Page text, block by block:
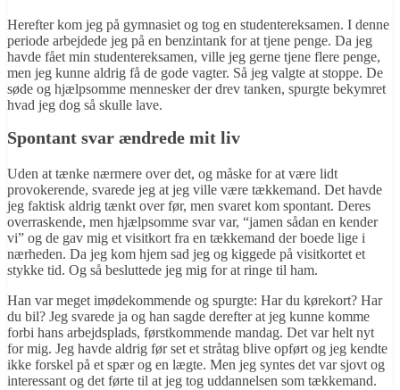
Herefter kom jeg på gymnasiet og tog en studentereksamen. I denne
periode arbejdede jeg på en benzintank for at tjene penge. Da jeg
havde fået min studentereksamen, ville jeg gerne tjene flere penge,
men jeg kunne aldrig få de gode vagter. Så jeg valgte at stoppe. De
søde og hjælpsomme mennesker der drev tanken, spurgte bekymret
hvad jeg dog så skulle lave.
Spontant svar ændrede mit liv
Uden at tænke nærmere over det, og måske for at være lidt
provokerende, svarede jeg at jeg ville være tækkemand. Det havde
jeg faktisk aldrig tænkt over før, men svaret kom spontant. Deres
overraskende, men hjælpsomme svar var, “jamen sådan en kender
vi” og de gav mig et visitkort fra en tækkemand der boede lige i
nærheden. Da jeg kom hjem sad jeg og kiggede på visitkortet et
stykke tid. Og så besluttede jeg mig for at ringe til ham.
Han var meget imødekommende og spurgte: Har du kørekort? Har
du bil? Jeg svarede ja og han sagde derefter at jeg kunne komme
forbi hans arbejdsplads, førstkommende mandag. Det var helt nyt
for mig. Jeg havde aldrig før set et stråtag blive opført og jeg kendte
ikke forskel på et spær og en lægte. Men jeg syntes det var sjovt og
interessant og det førte til at jeg tog uddannelsen som tækkemand.